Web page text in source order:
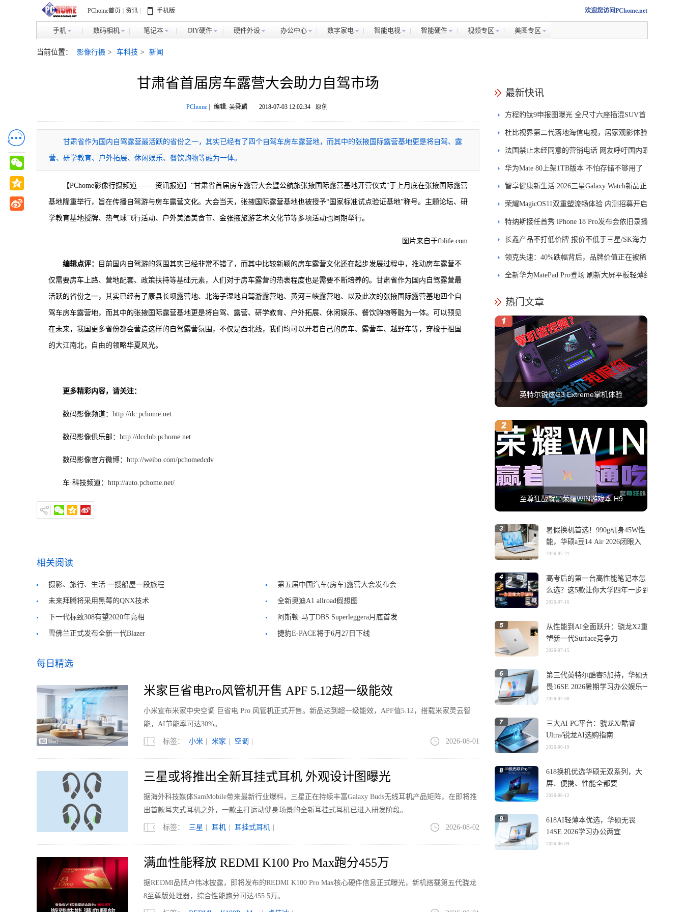
PChome首页 资讯 手机版 欢迎您访问PChome.net
手机 数码相机 笔记本 DIY硬件 硬件外设 办公中心 数字家电 智能电视 智能硬件 视频专区 美图专区
当前位置： 影像行摄 > 车科技 > 新闻
甘肃省首届房车露营大会助力自驾市场
PChome| 编辑: 吴舜麟 2018-07-03 12:02:34 原创
甘肃省作为国内自驾露营最活跃的省份之一，其实已经有了四个自驾车房车露营地，而其中的张掖国际露营基地更是将自驾、露
营、研学教育、户外拓展、休闲娱乐、餐饮购物等融为一体。
【PChome影像行摄频道 —— 资讯报道】“甘肃省首届房车露营大会暨公航旅张掖国际露营基地开营仪式”于上月底在张掖国际露营
基地隆重举行，旨在传播自驾游与房车露营文化。大会当天，张掖国际露营基地也被授予“国家标准试点验证基地”称号。主题论坛、研
学教育基地授牌、热气球飞行活动、户外美酒美食节、金张掖旅游艺术文化节等多项活动也同期举行。
图片来自于fblife.com
编辑点评： 目前国内自驾游的氛围其实已经非常不错了，而其中比较新颖的房车露营文化还在起步发展过程中，推动房车露营不
仅需要房车上路、营地配套、政策扶持等基础元素，人们对于房车露营的热衷程度也是需要不断培养的。甘肃省作为国内自驾露营最
活跃的省份之一，其实已经有了康县长坝露营地、北海子湿地自驾游露营地、黄河三峡露营地、以及此次的张掖国际露营基地四个自
驾车房车露营地，而其中的张掖国际露营基地更是将自驾、露营、研学教育、户外拓展、休闲娱乐、餐饮购物等融为一体。可以预见
在未来，我国更多省份都会营造这样的自驾露营氛围，不仅是西北线，我们均可以开着自己的房车、露营车、越野车等，穿梭于祖国
的大江南北，自由的领略华夏风光。
更多精彩内容，请关注：
数码影像频道： http://dc.pchome.net
数码影像俱乐部： http://dcclub.pchome.net
数码影像官方微博： http://weibo.com/pchomedcdv
车·科技频道： http://auto.pchome.net/
相关阅读
摄影、旅行、生活 一搜船屋一段旅程 第五届中国汽车(房车)露营大会发布会
未来拜腾将采用黑莓的QNX技术 全新奥迪A1 allroad假想图
下一代标致308有望2020年亮相 阿斯顿·马丁DBS Superleggera月底首发
雪佛兰正式发布全新一代Blazer 捷豹E-PACE将于6月27日下线
每日精选
米家巨省电Pro风管机开售 APF 5.12超一级能效
小米宣布米家中央空调 巨省电 Pro 风管机正式开售。新品达到超一级能效，APF值5.12，搭载米家灵云智
能，AI节能率可达30%。
标签： 小米 米家 空调 2026-08-01
三星或将推出全新耳挂式耳机 外观设计图曝光
据海外科技媒体SamMobile带来最新行业爆料，三星正在持续丰富Galaxy Buds无线耳机产品矩阵，在即将推
出首款耳夹式耳机之外，一款主打运动健身场景的全新耳挂式耳机已进入研发阶段。
标签： 三星 耳机 耳挂式耳机 2026-08-02
满血性能释放 REDMI K100 Pro Max跑分455万
据REDMI品牌卢伟冰披露，即将发布的REDMI K100 Pro Max核心硬件信息正式曝光，新机搭载第五代骁龙
8至尊版处理器，综合性能跑分可达455.5万。
最新快讯
方程豹钛9申报图曝光 全尺寸六座插混SUV首
发DMS
杜比视界第二代落地海信电视，居家观影体验
能迎来哪些升级？
法国禁止未经同意的营销电话 网友呼吁国内跟
进
华为Mate 80上架1TB版本 不怕存储不够用了
智享健康新生活 2026三星Galaxy Watch新品正
式开售
荣耀MagicOS11双重塑流畅体验 内测招募开启
特纳斯接任首秀 iPhone 18 Pro发布会依旧录播
长鑫产品不打低价牌 报价不低于三星/SK海力
士
领克失速：40%跌幅背后，品牌价值正在被稀
释
全新华为MatePad Pro登场 刷新大屏平板轻薄纪
热门文章
英特尔锐炫G3 Extreme掌机体验
至尊狂战就是荣耀WIN游戏本 H9
暑假换机首选！990g机身45W性
能，华硕a豆14 Air 2026闭眼入
2026-07-21
高考后的第一台高性能笔记本怎
么选？这5款让你大学四年一步到
位
2026-07-16
从性能到AI全面跃升：骁龙X2重
塑新一代Surface竞争力
2026-07-15
第三代英特尔酷睿5加持，华硕无
畏16SE 2026暑期学习办公娱乐一
机搞定
2026-07-08
三大AI PC平台：骁龙X/酷睿
Ultra/锐龙AI选购指南
2026-06-19
618换机优选华硕无双系列，大
屏、便携、性能全都要
2026-06-12
618AI轻薄本优选，华硕无畏
14SE 2026学习办公两宜
2026-06-09